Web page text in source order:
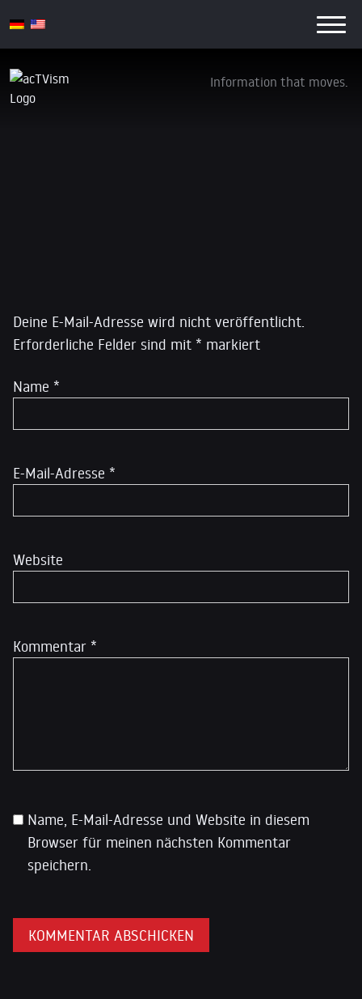
Information that moves.
logo-vertical
Deine E-Mail-Adresse wird nicht veröffentlicht.
Erforderliche Felder sind mit * markiert
Kommentar *
Name *
E-Mail-Adresse *
Website
Name, E-Mail-Adresse und Website in diesem
Browser für meinen nächsten Kommentar
speichern.